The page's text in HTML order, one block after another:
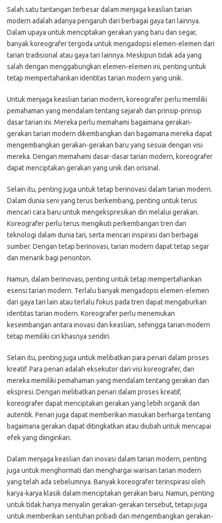
Salah satu tantangan terbesar dalam menjaga keaslian tarian
modern adalah adanya pengaruh dari berbagai gaya tari lainnya.
Dalam upaya untuk menciptakan gerakan yang baru dan segar,
banyak koreografer tergoda untuk mengadopsi elemen-elemen dari
tarian tradisional atau gaya tari lainnya. Meskipun tidak ada yang
salah dengan menggabungkan elemen-elemen ini, penting untuk
tetap mempertahankan identitas tarian modern yang unik.
Untuk menjaga keaslian tarian modern, koreografer perlu memiliki
pemahaman yang mendalam tentang sejarah dan prinsip-prinsip
dasar tarian ini. Mereka perlu memahami bagaimana gerakan-
gerakan tarian modern dikembangkan dan bagaimana mereka dapat
mengembangkan gerakan-gerakan baru yang sesuai dengan visi
mereka. Dengan memahami dasar-dasar tarian modern, koreografer
dapat menciptakan gerakan yang unik dan orisinal.
Selain itu, penting juga untuk tetap berinovasi dalam tarian modern.
Dalam dunia seni yang terus berkembang, penting untuk terus
mencari cara baru untuk mengekspresikan diri melalui gerakan.
Koreografer perlu terus mengikuti perkembangan tren dan
teknologi dalam dunia tari, serta mencari inspirasi dari berbagai
sumber. Dengan tetap berinovasi, tarian modern dapat tetap segar
dan menarik bagi penonton.
Namun, dalam berinovasi, penting untuk tetap mempertahankan
esensi tarian modern. Terlalu banyak mengadopsi elemen-elemen
dari gaya tari lain atau terlalu fokus pada tren dapat mengaburkan
identitas tarian modern. Koreografer perlu menemukan
keseimbangan antara inovasi dan keaslian, sehingga tarian modern
tetap memiliki ciri khasnya sendiri.
Selain itu, penting juga untuk melibatkan para penari dalam proses
kreatif. Para penari adalah eksekutor dari visi koreografer, dan
mereka memiliki pemahaman yang mendalam tentang gerakan dan
ekspresi. Dengan melibatkan penari dalam proses kreatif,
koreografer dapat menciptakan gerakan yang lebih organik dan
autentik. Penari juga dapat memberikan masukan berharga tentang
bagaimana gerakan dapat ditingkatkan atau diubah untuk mencapai
efek yang diinginkan.
Dalam menjaga keaslian dan inovasi dalam tarian modern, penting
juga untuk menghormati dan menghargai warisan tarian modern
yang telah ada sebelumnya. Banyak koreografer terinspirasi oleh
karya-karya klasik dalam menciptakan gerakan baru. Namun, penting
untuk tidak hanya menyalin gerakan-gerakan tersebut, tetapi juga
untuk memberikan sentuhan pribadi dan mengembangkan gerakan-